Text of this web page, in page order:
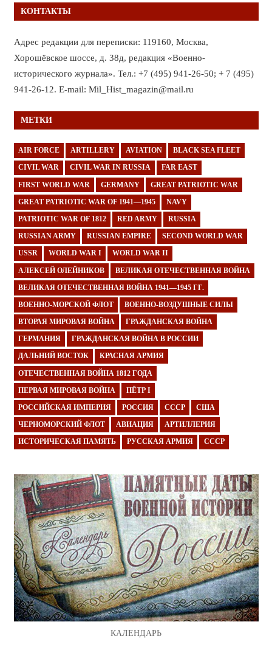
КОНТАКТЫ
Адрес редакции для переписки: 119160, Москва,
Хорошёвское шоссе, д. 38д, редакция «Военно-
исторического журнала». Тел.: +7 (495) 941-26-50; + 7 (495)
941-26-12. E-mail: Mil_Hist_magazin@mail.ru
МЕТКИ
AIR FORCE ARTILLERY AVIATION BLACK SEA FLEET
CIVIL WAR CIVIL WAR IN RUSSIA FAR EAST
FIRST WORLD WAR GERMANY GREAT PATRIOTIC WAR
GREAT PATRIOTIC WAR OF 1941—1945 NAVY
PATRIOTIC WAR OF 1812 RED ARMY RUSSIA
RUSSIAN ARMY RUSSIAN EMPIRE SECOND WORLD WAR
USSR WORLD WAR I WORLD WAR II
АЛЕКСЕЙ ОЛЕЙНИКОВ ВЕЛИКАЯ ОТЕЧЕСТВЕННАЯ ВОЙНА
ВЕЛИКАЯ ОТЕЧЕСТВЕННАЯ ВОЙНА 1941—1945 ГГ.
ВОЕННО-МОРСКОЙ ФЛОТ ВОЕННО-ВОЗДУШНЫЕ СИЛЫ
ВТОРАЯ МИРОВАЯ ВОЙНА ГРАЖДАНСКАЯ ВОЙНА
ГЕРМАНИЯ ГРАЖДАНСКАЯ ВОЙНА В РОССИИ
ДАЛЬНИЙ ВОСТОК КРАСНАЯ АРМИЯ
ОТЕЧЕСТВЕННАЯ ВОЙНА 1812 ГОДА
ПЕРВАЯ МИРОВАЯ ВОЙНА ПЁТР I
РОССИЙСКАЯ ИМПЕРИЯ РОССИЯ СССР США
ЧЕРНОМОРСКИЙ ФЛОТ АВИАЦИЯ АРТИЛЛЕРИЯ
ИСТОРИЧЕСКАЯ ПАМЯТЬ РУССКАЯ АРМИЯ СССР
КАЛЕНДАРЬ